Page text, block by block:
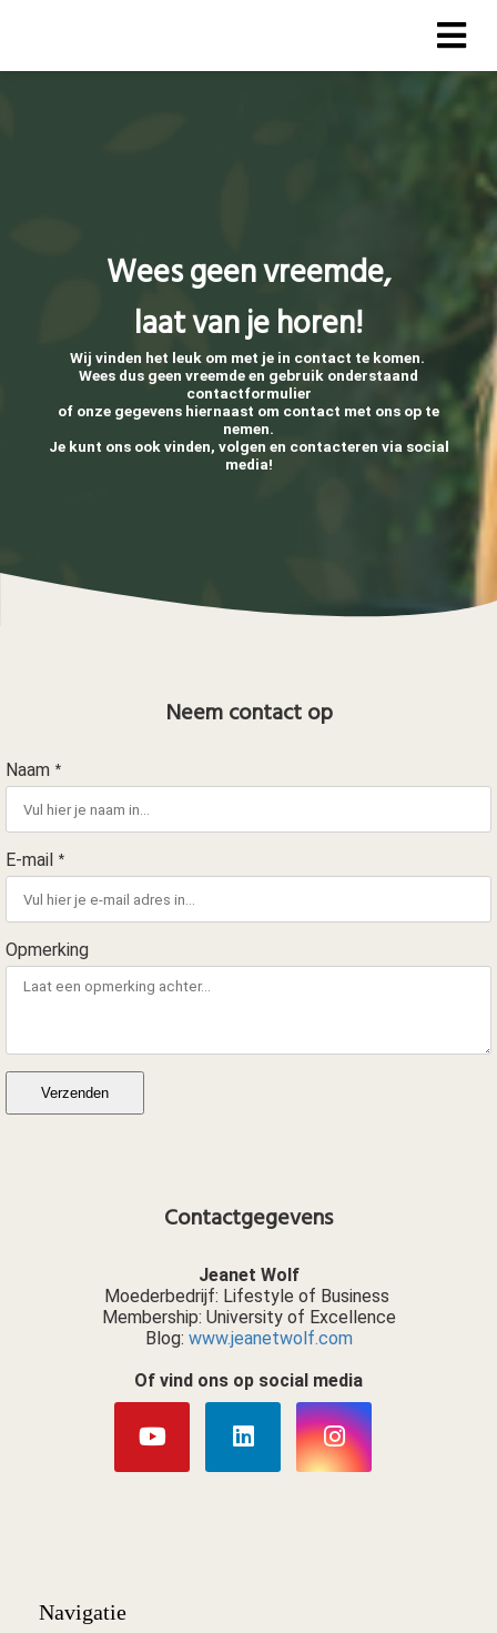
Wees geen vreemde,
laat van je horen!
Wij vinden het leuk om met je in contact te komen.
Wees dus geen vreemde en gebruik onderstaand
contactformulier
of onze gegevens hiernaast om contact met ons op te
nemen.
Je kunt ons ook vinden, volgen en contacteren via social
media!
Neem contact op
Naam *
E-mail *
Opmerking
Verzenden
Contactgegevens
Jeanet Wolf
Moederbedrijf: Lifestyle of Business
Membership: University of Excellence
Blog: www.jeanetwolf.com
Of vind ons op social media
Navigatie